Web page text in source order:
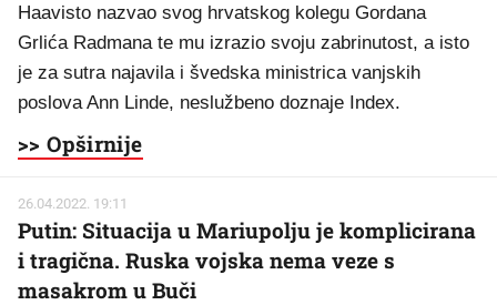
Haavisto nazvao svog hrvatskog kolegu Gordana
Grlića Radmana te mu izrazio svoju zabrinutost, a isto
je za sutra najavila i švedska ministrica vanjskih
poslova Ann Linde, neslužbeno doznaje Index.
>> Opširnije
26.04.2022. 19:11
Putin: Situacija u Mariupolju je komplicirana
i tragična. Ruska vojska nema veze s
masakrom u Buči